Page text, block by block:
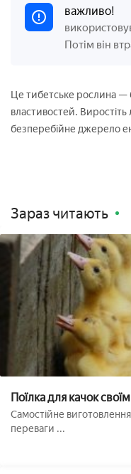
важливо!
Потім він
Це тибетське рослина
властивостей.
безперебійне джерело
Зараз читають
Поїлка для качок
Самостійне виготовлення
переваги ...